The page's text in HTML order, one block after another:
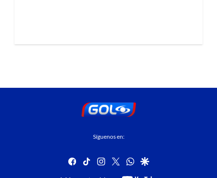
Síguenos en:
facebook
tiktok instagram
twitterwhatsapp
google